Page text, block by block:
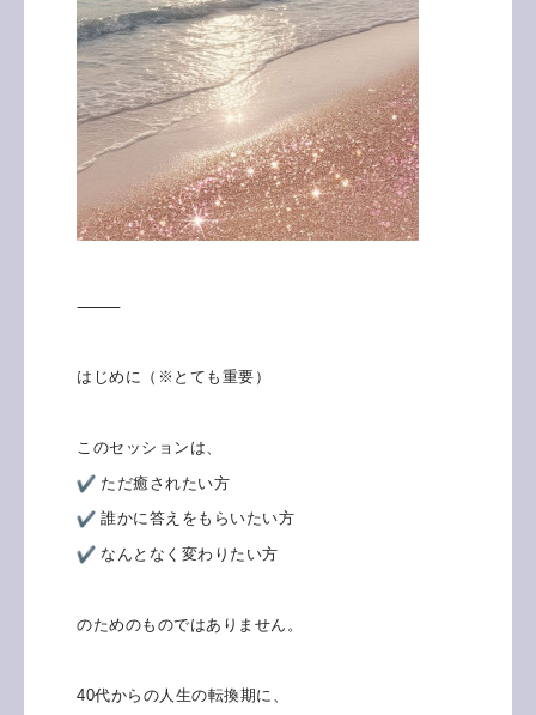
⸻
はじめに（※とても重要）
このセッションは、
ただ癒されたい方
誰かに答えをもらいたい方
なんとなく変わりたい方
のためのものではありません。
40代からの人生の転換期に、